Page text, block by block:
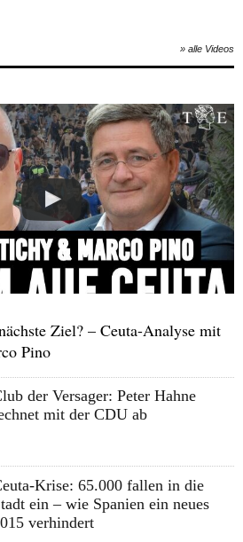
» alle Videos
Ziel? – Ceuta-Analyse mit
Pino
der Versager: Peter Hahne
mit der CDU ab
Krise: 65.000 fallen in die
ein – wie Spanien ein neues
verhindert